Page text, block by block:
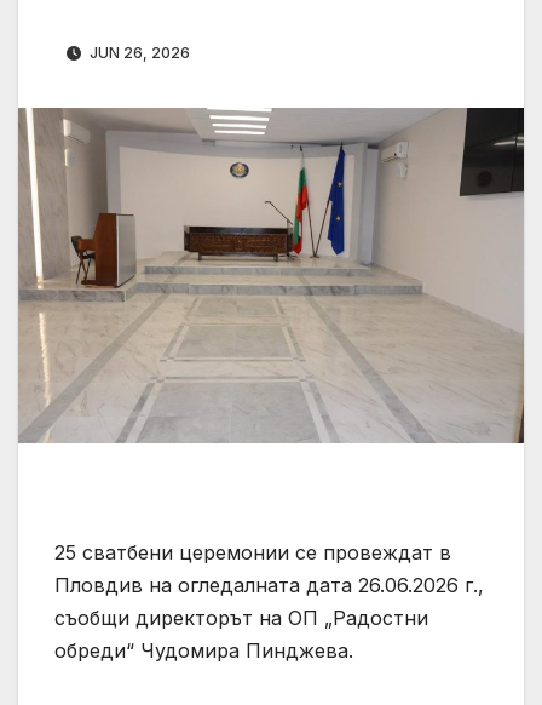
JUN 26, 2026
25 сватбени церемонии се провеждат в
Пловдив на огледалната дата 26.06.2026 г.,
съобщи директорът на ОП „Радостни
обреди“ Чудомира Пинджева.